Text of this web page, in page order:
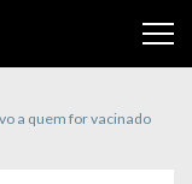
a quem for vacinado